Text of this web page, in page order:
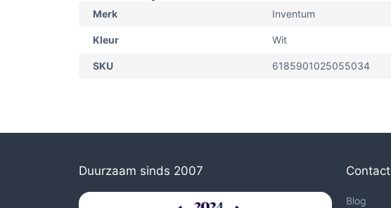
Merk Inventum
Kleur Wit
SKU 6185901025055034
Duurzaam sinds 2007 Contact
Blog